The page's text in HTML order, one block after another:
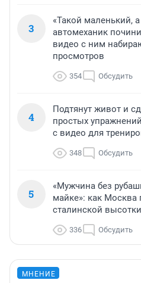
3
«Такой маленький,
автомеханик
видео с ним
просмотров
354 Обсудить
4
Подтянут живот и
простых
с видео для
348 Обсудить
5
«Мужчина без
майке»: как
сталинской
336 Обсудить
МНЕНИЕ